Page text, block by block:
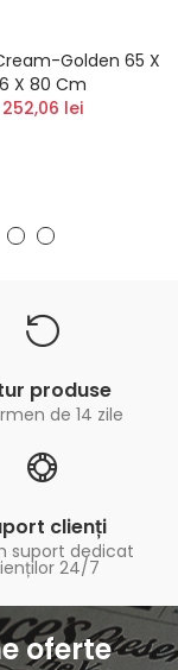
Golden 65 X
6 X 80 Cm
252,06 lei
produse
de 14 zile
clienți
suport dedicat
24/7
oferte